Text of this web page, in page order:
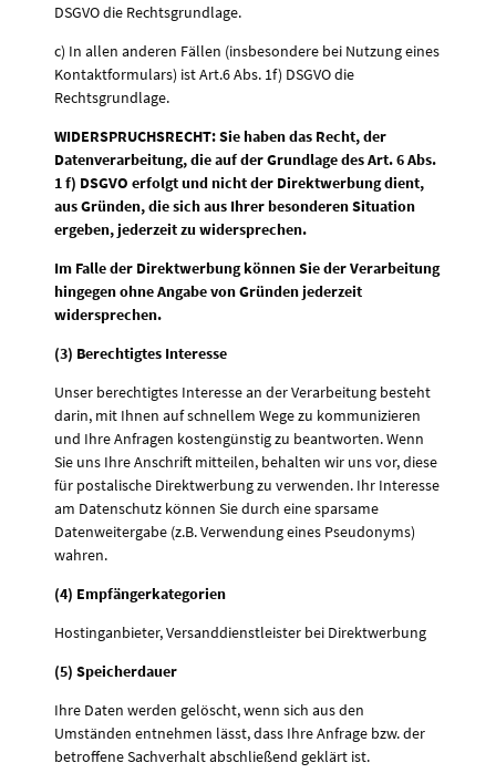
DSGVO die Rechtsgrundlage.
c) In allen anderen Fällen (insbesondere bei Nutzung eines
Kontaktformulars) ist Art.6 Abs. 1f) DSGVO die
Rechtsgrundlage.
WIDERSPRUCHSRECHT: Sie haben das Recht, der
Datenverarbeitung, die auf der Grundlage des Art. 6 Abs.
1 f) DSGVO erfolgt und nicht der Direktwerbung dient,
aus Gründen, die sich aus Ihrer besonderen Situation
ergeben, jederzeit zu widersprechen.
Im Falle der Direktwerbung können Sie der Verarbeitung
hingegen ohne Angabe von Gründen jederzeit
widersprechen.
(3) Berechtigtes Interesse
Unser berechtigtes Interesse an der Verarbeitung besteht
darin, mit Ihnen auf schnellem Wege zu kommunizieren
und Ihre Anfragen kostengünstig zu beantworten. Wenn
Sie uns Ihre Anschrift mitteilen, behalten wir uns vor, diese
für postalische Direktwerbung zu verwenden. Ihr Interesse
am Datenschutz können Sie durch eine sparsame
Datenweitergabe (z.B. Verwendung eines Pseudonyms)
wahren.
(4) Empfängerkategorien
Hostinganbieter, Versanddienstleister bei Direktwerbung
(5) Speicherdauer
Ihre Daten werden gelöscht, wenn sich aus den
Umständen entnehmen lässt, dass Ihre Anfrage bzw. der
betroffene Sachverhalt abschließend geklärt ist.